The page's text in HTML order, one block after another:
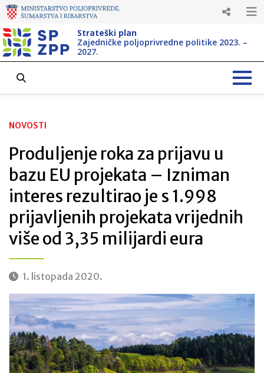
Strateški plan
Zajedničke poljoprivredne politike 2023. –
2027.
NOVOSTI
Produljenje roka za prijavu u
bazu EU projekata – Izniman
interes rezultirao je s 1.998
prijavljenih projekata vrijednih
više od 3,35 milijardi eura
1. listopada 2020.